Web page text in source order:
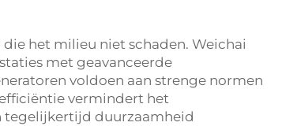
het milieu niet schaden. Weichai
met geavanceerde
voldoen aan strenge normen
vermindert het
tegelijkertijd duurzaamheid